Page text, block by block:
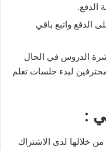
الدفع.
الدفع واتبع باقي
الدروس في الحال
لبدء جلسات تعلم
:
خلالها لدى الاشتراك